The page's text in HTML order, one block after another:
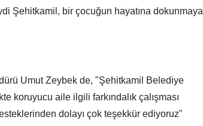
Şehitkamil, bir çocuğun hayatına dokunmaya
Umut Zeybek de, "Şehitkamil Belediye
koruyucu aile ilgili farkındalık çalışması
dolayı çok teşekkür ediyoruz"